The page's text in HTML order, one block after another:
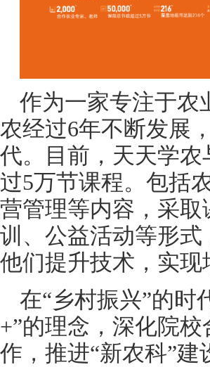
作为一家专注于农
农经过6年不断发展
代。目前，天天学农
过5万节课程。包括
营管理等内容，采
训、公益活动等形
他们提升技术，实现
在“乡村振兴”的时
+”的理念，深化院
作，推进“新农科”